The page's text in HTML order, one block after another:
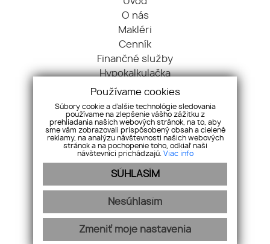
O nás
Makléri
Cenník
Finančné služby
Hypokalkulačka
Blog
Cookies
Kontakt
Nehnuteľnosti
Referencie
Ochrana OÚ
Pravidlá súťaže
Pre maklérov
webex.digital- REALVIA.sk
Používame cookies
Súbory cookie a ďalšie technológie sledovania
používame na zlepšenie vášho zážitku z
prehliadania našich webových stránok, na to, aby
sme vám zobrazovali prispôsobený obsah a cielené
reklamy, na analýzu návštevnosti našich webových
stránok a na pochopenie toho, odkiaľ naši
návštevníci prichádzajú. Viac info
SÚHLASÍM
Nesúhlasím
Zmeniť moje nastavenia